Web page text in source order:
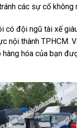
các sự cố không
có đội ngũ tài xế
nội thành TPHCM.
hóa của bạn